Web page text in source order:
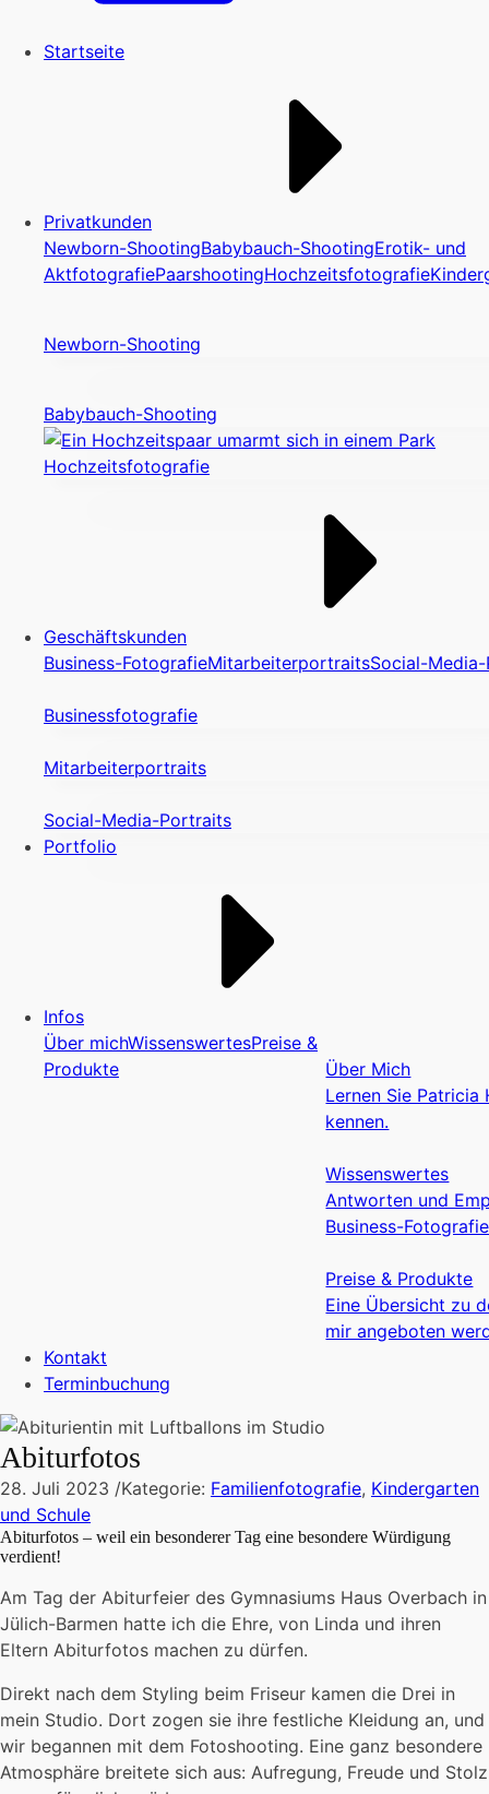
Startseite
Privatkunden
Newborn-ShootingBabybauch-ShootingErotik- und
AktfotografiePaarshootingHochzeitsfotografie
Newborn-Shooting
Babybauch-Shooting
Hochzeitsfotografie
Geschäftskunden
Business-FotografieMitarbeiterportraitsSocial-
Businessfotografie
Mitarbeiterportraits
Social-Media-Portraits
Portfolio
Infos
Über michWissenswertesPreise &
Produkte
Über Mich
Lernen Sie
kennen.
Wissenswertes
Antworten und
Business-
Preise & Produkte
Eine Übersicht zu
mir angeboten
Kontakt
Terminbuchung
Abiturfotos
28. Juli 2023 /Kategorie: Familienfotografie, Kindergarten
und Schule
Abiturfotos – weil ein besonderer Tag eine besondere Würdigung
verdient!
Am Tag der Abiturfeier des Gymnasiums Haus Overbach in
Jülich-Barmen hatte ich die Ehre, von Linda und ihren
Eltern Abiturfotos machen zu dürfen.
Direkt nach dem Styling beim Friseur kamen die Drei in
mein Studio. Dort zogen sie ihre festliche Kleidung an, und
wir begannen mit dem Fotoshooting. Eine ganz besondere
Atmosphäre breitete sich aus: Aufregung, Freude und Stolz